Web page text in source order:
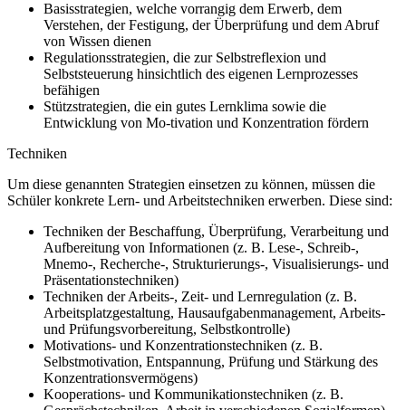
Basisstrategien, welche vorrangig dem Erwerb, dem
Verstehen, der Festigung, der Überprüfung und dem Abruf
von Wissen dienen
Regulationsstrategien, die zur Selbstreflexion und
Selbststeuerung hinsichtlich des eigenen Lernprozesses
befähigen
Stützstrategien, die ein gutes Lernklima sowie die
Entwicklung von Mo-tivation und Konzentration fördern
Techniken
Um diese genannten Strategien einsetzen zu können, müssen die
Schüler konkrete Lern- und Arbeitstechniken erwerben. Diese sind:
Techniken der Beschaffung, Überprüfung, Verarbeitung und
Aufbereitung von Informationen (z. B. Lese-, Schreib-,
Mnemo-, Recherche-, Strukturierungs-, Visualisierungs- und
Präsentationstechniken)
Techniken der Arbeits-, Zeit- und Lernregulation (z. B.
Arbeitsplatzgestaltung, Hausaufgabenmanagement, Arbeits-
und Prüfungsvorbereitung, Selbstkontrolle)
Motivations- und Konzentrationstechniken (z. B.
Selbstmotivation, Entspannung, Prüfung und Stärkung des
Konzentrationsvermögens)
Kooperations- und Kommunikationstechniken (z. B.